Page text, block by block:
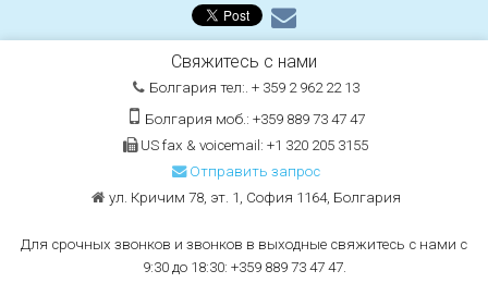
Свяжитесь с нами
Болгария тел:. + 359 2 962 22 13
Болгария моб.: +359 889 73 47 47
US fax & voicemail: +1 320 205 3155
Отправить запрос
ул. Кричим 78, эт. 1, София 1164, Болгария
Для срочных звонков и звонков в выходные свяжитесь с нами с
9:30 до 18:30: +359 889 73 47 47.